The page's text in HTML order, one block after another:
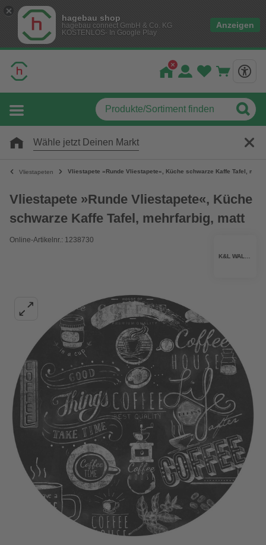
hagebau shop
hagebau connect GmbH & Co. KG
KOSTENLOS- In Google Play
Anzeigen
Wähle jetzt Deinen Markt
Vliestapeten Vliestapete »Runde Vliestapete«, Küche schwarze Kaffe Tafel,
Vliestapete »Runde Vliestapete«, Küche
schwarze Kaffe Tafel, mehrfarbig, matt
Online-Artikelnr.: 1238730